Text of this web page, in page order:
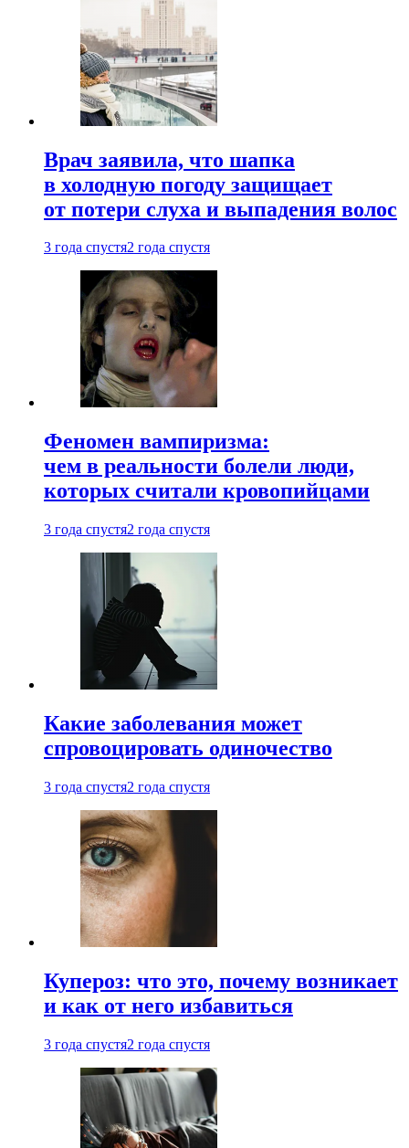
Врач заявила, что шапка
в холодную погоду защищает
от потери слуха и выпадения волос
3 года спустя2 года спустя
Феномен вампиризма:
чем в реальности болели люди,
которых считали кровопийцами
3 года спустя2 года спустя
Какие заболевания может
спровоцировать одиночество
3 года спустя2 года спустя
Купероз: что это, почему возникает
и как от него избавиться
3 года спустя2 года спустя